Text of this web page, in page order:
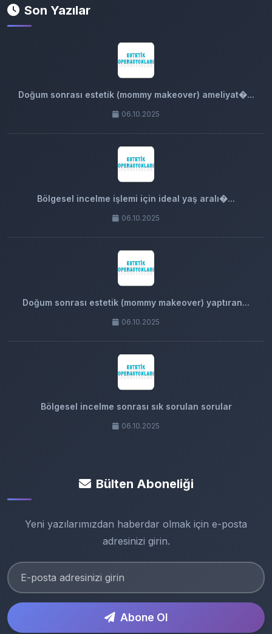
Son Yazılar
Doğum sonrası estetik (mommy makeover) ameliyat�...
06.10.2025
Bölgesel incelme işlemi için ideal yaş aralı�...
06.10.2025
Doğum sonrası estetik (mommy makeover) yaptıran...
06.10.2025
Bölgesel incelme sonrası sık sorulan sorular
06.10.2025
Bülten Aboneliği
Yeni yazılarımızdan haberdar olmak için e-posta
adresinizi girin.
Abone Ol